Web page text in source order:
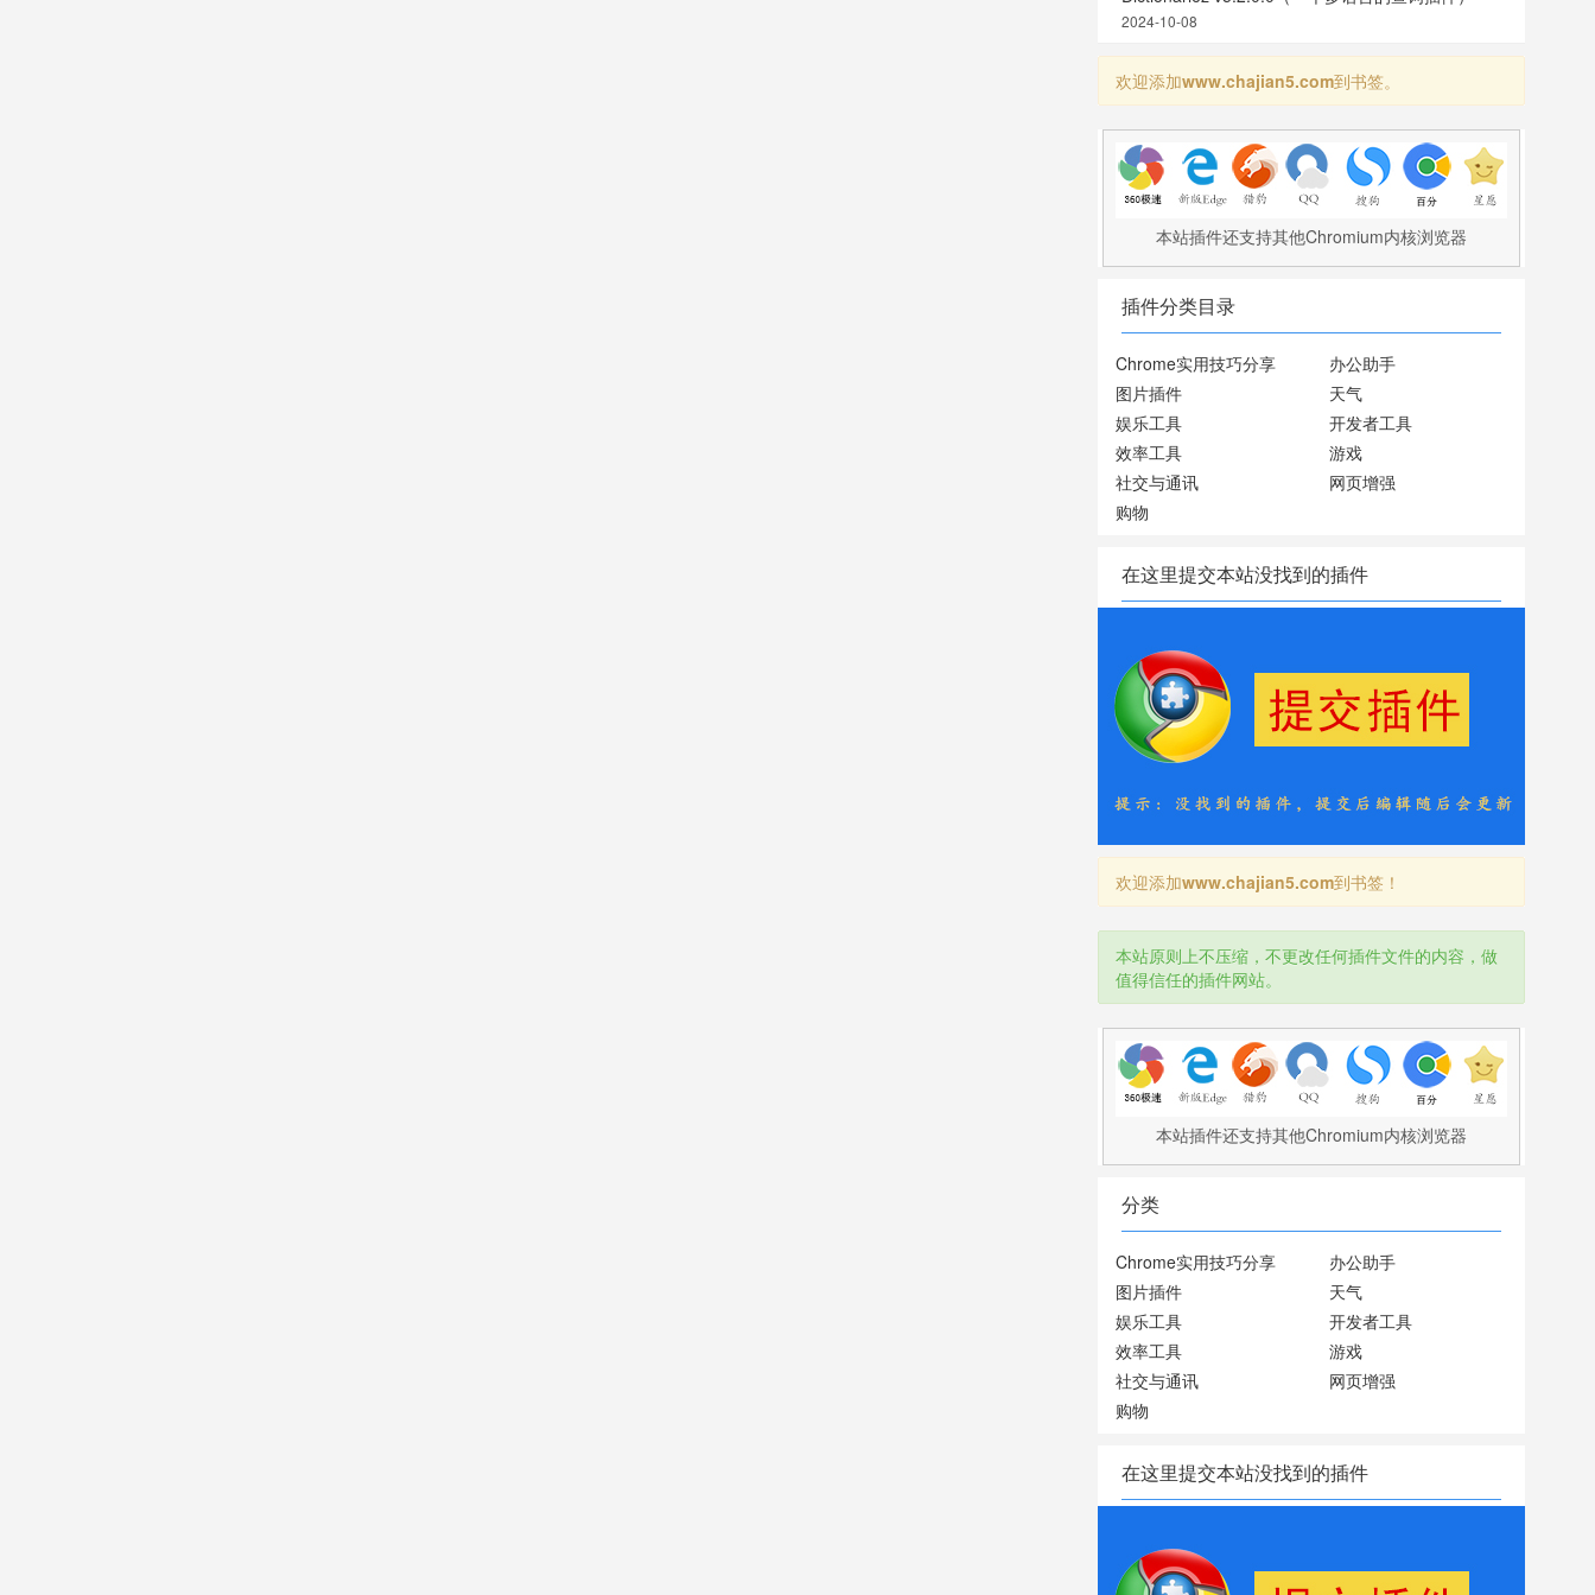
2024-10-08
欢迎添加www.chajian5.com到书签。
本站插件还支持其他Chromium内核浏览器
插件分类目录
Chrome实用技巧分享
办公助手
图片插件
天气
娱乐工具
开发者工具
效率工具
游戏
社交与通讯
网页增强
购物
在这里提交本站没找到的插件
欢迎添加www.chajian5.com到书签！
本站原则上不压缩，不更改任何插件文件的内容，做
值得信任的插件网站。
本站插件还支持其他Chromium内核浏览器
分类
Chrome实用技巧分享
办公助手
图片插件
天气
娱乐工具
开发者工具
效率工具
游戏
社交与通讯
网页增强
购物
在这里提交本站没找到的插件